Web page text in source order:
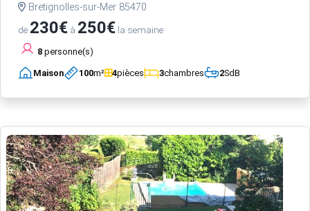
Bretignolles-sur-Mer 85470
de 230€ à 250€ la semaine
8 personne(s)
Maison 100m² 4pièces 3chambres 2SdB